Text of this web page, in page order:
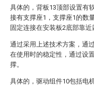
具体的，背板13顶部设置有
接有支撑座1，支撑座1的数
固定连接在安装板2底部靠近
通过采用上述技术方案，通
在使用时的稳定性，通过设
撑。
具体的，驱动组件10包括电